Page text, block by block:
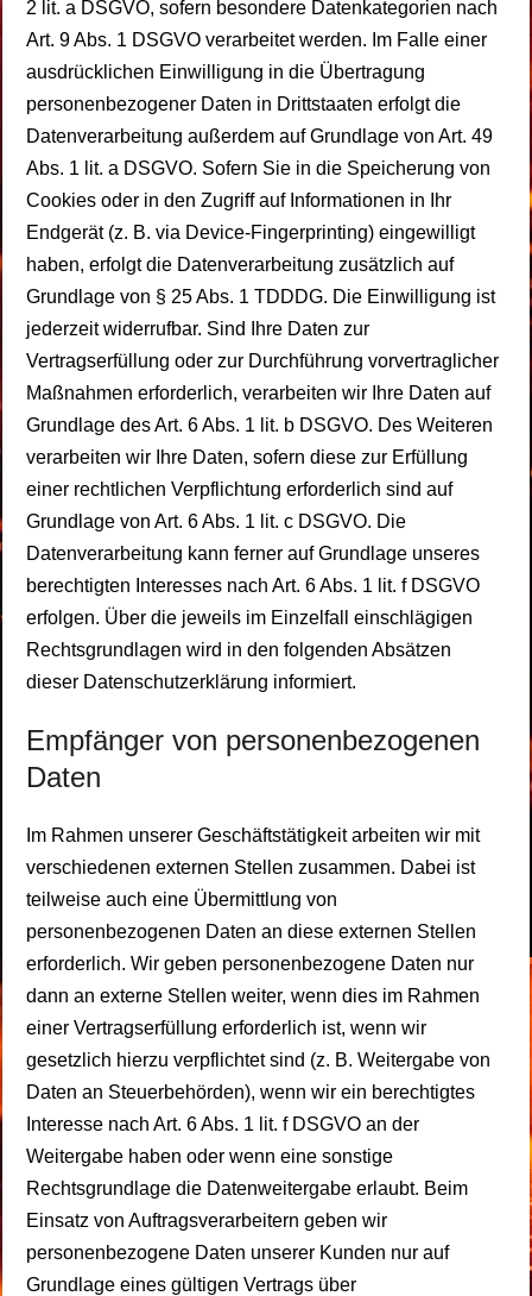
2 lit. a DSGVO, sofern besondere Datenkategorien nach
Art. 9 Abs. 1 DSGVO verarbeitet werden. Im Falle einer
ausdrücklichen Einwilligung in die Übertragung
personenbezogener Daten in Drittstaaten erfolgt die
Datenverarbeitung außerdem auf Grundlage von Art. 49
Abs. 1 lit. a DSGVO. Sofern Sie in die Speicherung von
Cookies oder in den Zugriff auf Informationen in Ihr
Endgerät (z. B. via Device-Fingerprinting) eingewilligt
haben, erfolgt die Datenverarbeitung zusätzlich auf
Grundlage von § 25 Abs. 1 TDDDG. Die Einwilligung ist
jederzeit widerrufbar. Sind Ihre Daten zur
Vertragserfüllung oder zur Durchführung vorvertraglicher
Maßnahmen erforderlich, verarbeiten wir Ihre Daten auf
Grundlage des Art. 6 Abs. 1 lit. b DSGVO. Des Weiteren
verarbeiten wir Ihre Daten, sofern diese zur Erfüllung
einer rechtlichen Verpflichtung erforderlich sind auf
Grundlage von Art. 6 Abs. 1 lit. c DSGVO. Die
Datenverarbeitung kann ferner auf Grundlage unseres
berechtigten Interesses nach Art. 6 Abs. 1 lit. f DSGVO
erfolgen. Über die jeweils im Einzelfall einschlägigen
Rechtsgrundlagen wird in den folgenden Absätzen
dieser Datenschutzerklärung informiert.
Empfänger von personenbezogenen
Daten
Im Rahmen unserer Geschäftstätigkeit arbeiten wir mit
verschiedenen externen Stellen zusammen. Dabei ist
teilweise auch eine Übermittlung von
personenbezogenen Daten an diese externen Stellen
erforderlich. Wir geben personenbezogene Daten nur
dann an externe Stellen weiter, wenn dies im Rahmen
einer Vertragserfüllung erforderlich ist, wenn wir
gesetzlich hierzu verpflichtet sind (z. B. Weitergabe von
Daten an Steuerbehörden), wenn wir ein berechtigtes
Interesse nach Art. 6 Abs. 1 lit. f DSGVO an der
Weitergabe haben oder wenn eine sonstige
Rechtsgrundlage die Datenweitergabe erlaubt. Beim
Einsatz von Auftragsverarbeitern geben wir
personenbezogene Daten unserer Kunden nur auf
Grundlage eines gültigen Vertrags über